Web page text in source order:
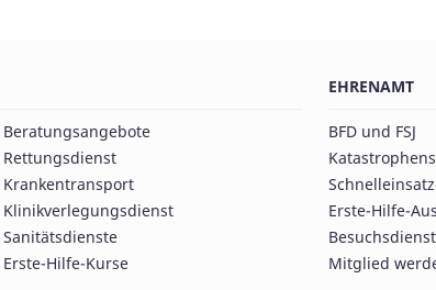
Beratungsangebote
Rettungsdienst
Krankentransport
Klinikverlegungsdienst
Sanitätsdienste
Erste-Hilfe-Kurse
EHRENAMT
BFD und FSJ
Erste-Hilfe-
Besuchsdienst
Mitglied